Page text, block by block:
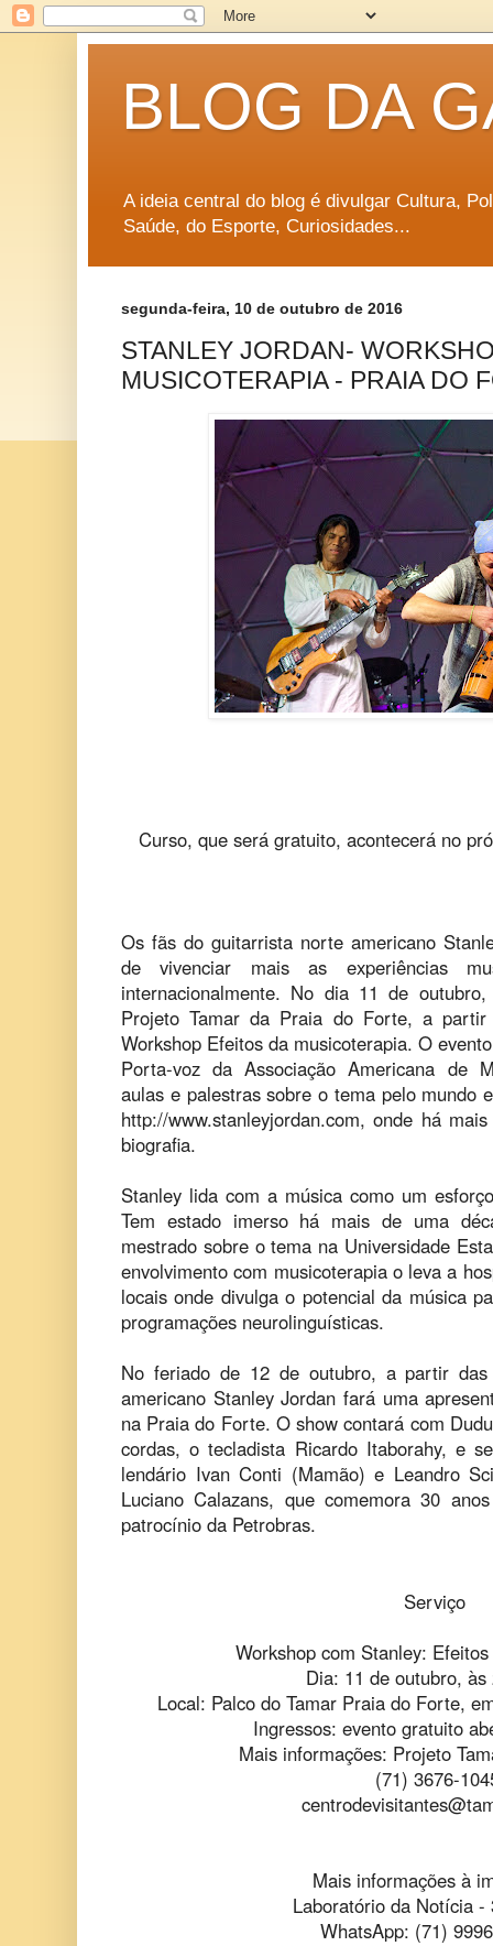
BLOG DA
A ideia central do blog é divulgar Cultura,
Saúde, do Esporte, Curiosidades...
segunda-feira, 10 de outubro de 2016
STANLEY JORDAN-
MUSICOTERAPIA - PRAIA DO
Curso, que será gratuito, acontecerá no
Os fãs do guitarrista norte americano
de vivenciar mais as experiências
internacionalmente. No dia 11 de
Projeto Tamar da Praia do Forte, a
Workshop Efeitos da musicoterapia. O
Porta-voz da Associação Americana de
aulas e palestras sobre o tema pelo mundo
http://www.stanleyjordan.com, onde há
biografia.
Stanley lida com a música como um
Tem estado imerso há mais de uma
mestrado sobre o tema na Universidade
envolvimento com musicoterapia o leva a
locais onde divulga o potencial da música
programações neurolinguísticas.
No feriado de 12 de outubro, a partir
americano Stanley Jordan fará uma
na Praia do Forte. O show contará com
cordas, o tecladista Ricardo Itaborahy, e
lendário Ivan Conti (Mamão) e Leandro
Luciano Calazans, que comemora 30
patrocínio da Petrobras.
Serviço
Workshop com Stanley:
Dia: 11 de outubro, às
Local: Palco do Tamar Praia do Forte,
Ingressos: evento gratuito
Mais informações: Projeto
(71) 3676-
Mais informações à
Laboratório da Notícia -
WhatsApp: (71)